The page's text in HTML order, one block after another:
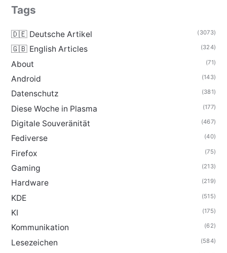
Tags
🇩🇪 Deutsche Artikel (3073)
🇬🇧 English Articles (324)
About (71)
Android (143)
Datenschutz (381)
Diese Woche in Plasma (177)
Digitale Souveränität (467)
Fediverse (40)
Firefox (75)
Gaming (213)
Hardware (219)
KDE (515)
KI (175)
Kommunikation (62)
Lesezeichen (584)